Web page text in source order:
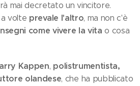
mai decretato un vincitore.
a volte prevale l'altro, ma non c'è
come vivere la vita o cosa
Kappen, polistrumentista,
olandese, che ha pubblicato